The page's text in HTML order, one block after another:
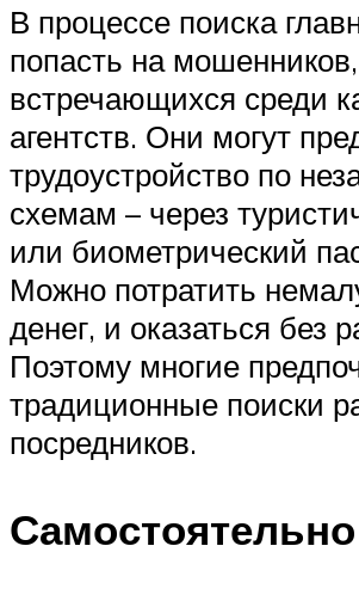
В процессе поиска
попасть на мошенников,
встречающихся среди
агентств. Они могут
трудоустройство по
схемам – через
или биометрический
Можно потратить
денег, и оказаться без
Поэтому многие
традиционные поиски
посредников.
Самостоятельно